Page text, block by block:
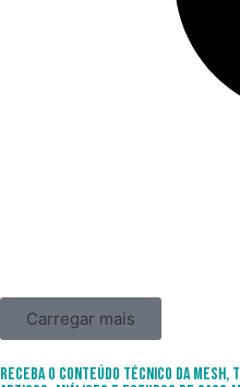
Carregar mais
Receba o conteúdo técnico da